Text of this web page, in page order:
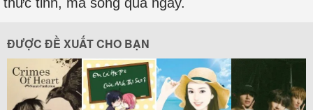
ĐƯỢC ĐỀ XUẤT CHO BẠN